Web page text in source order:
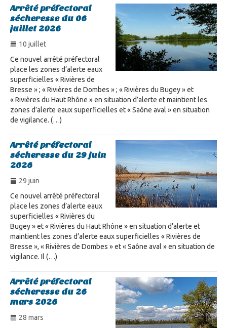
Arrêté préfectoral
sécheresse du 06
juillet 2026
10 juillet
Ce nouvel arrêté préfectoral
place les zones d’alerte eaux
superficielles « Rivières de
Bresse » ; « Rivières de Dombes » ; « Rivières du Bugey » et
« Rivières du Haut Rhône » en situation d’alerte et maintient les
zones d’alerte eaux superficielles et « Saône aval » en situation
de vigilance. (…)
Arrêté préfectoral
sécheresse du 29 juin
2026
29 juin
Ce nouvel arrêté préfectoral
place les zones d’alerte eaux
superficielles « Rivières du
Bugey » et « Rivières du Haut Rhône » en situation d’alerte et
maintient les zones d’alerte eaux superficielles « Rivières de
Bresse », « Rivières de Dombes » et « Saône aval » en situation de
vigilance. Il (…)
Arrêté préfectoral
sécheresse du 26
mars 2026
28 mars